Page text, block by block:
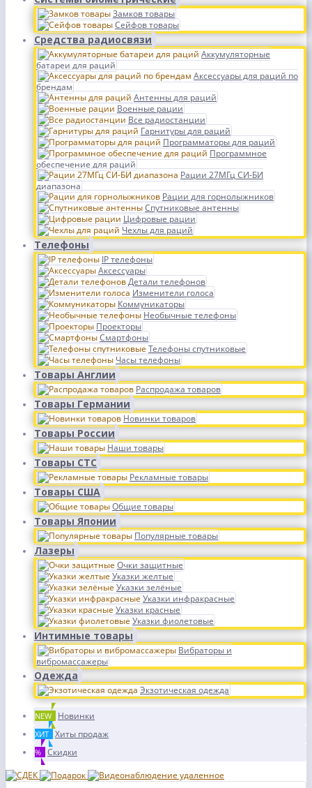
Замков товары
Сейфов товары
Средства радиосвязи
Аккумуляторные
батареи для раций
Аксессуары для раций по
брендам
Антенны для раций
Военные рации
Все радиостанции
Гарнитуры для раций
Программаторы для раций
Программное
обеспечение для раций
Рации 27МГц СИ-БИ
диапазона
Рации для горнолыжников
Спутниковые антенны
Цифровые рации
Чехлы для раций
Телефоны
IP телефоны
Аксессуары
Детали телефонов
Изменители голоса
Коммуникаторы
Необычные телефоны
Проекторы
Смартфоны
Телефоны спутниковые
Часы телефоны
Товары Англии
Распродажа товаров
Товары Германии
Новинки товаров
Товары России
Наши товары
Товары СТС
Рекламные товары
Товары США
Общие товары
Товары Японии
Популярные товары
Лазеры
Очки защитные
Указки желтые
Указки зелёные
Указки инфракрасные
Указки красные
Указки фиолетовые
Интимные товары
Вибраторы и
вибромассажеры
Одежда
Экзотическая одежда
NEW Новинки
ХИТ Хиты продаж
% Скидки